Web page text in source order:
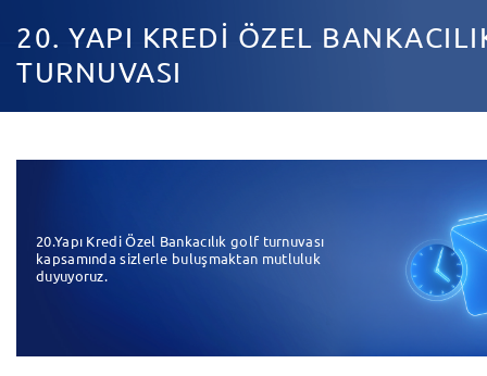
20. YAPI KREDİ ÖZEL
TURNUVASI
20.Yapı Kredi Özel Bankacılık golf turnuvası
kapsamında sizlerle buluşmaktan mutluluk
duyuyoruz.